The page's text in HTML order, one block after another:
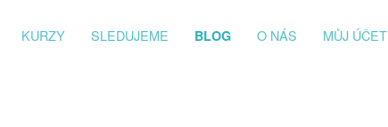
KURZY SLEDUJEME BLOG O NÁS MŮJ ÚČET